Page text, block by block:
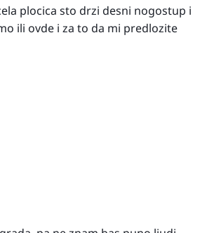
plocica sto drzi desni nogostup i
ili ovde i za to da mi predlozite